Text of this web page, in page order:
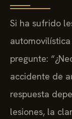
Si ha sufrido
pregunte:
accidente de
respuesta
lesiones, la